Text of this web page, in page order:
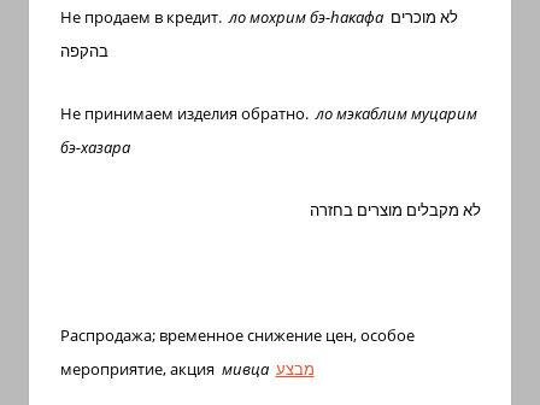
Не продаем в кредит.ло мохрим бэ-hакафаלא מוכרים
בהקפה
Не принимаем изделия обратно.ло мэкаблим муцарим
бэ-хазара
לא מקבלים מוצרים בחזרה
Распродажа; временное снижение цен, особое
мероприятие, акция мивца מבצע